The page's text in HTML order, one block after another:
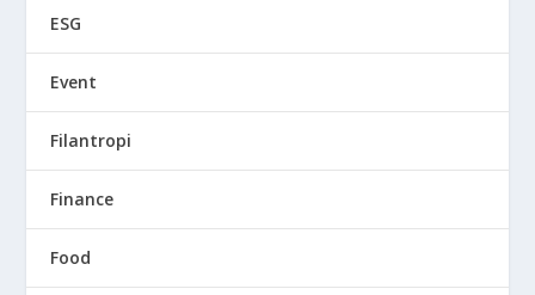
ESG
Event
Filantropi
Finance
Food